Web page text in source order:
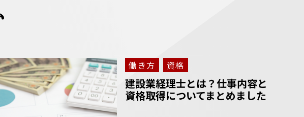
働き方 資格
建設業経理士とは？仕事内容と
資格取得についてまとめました